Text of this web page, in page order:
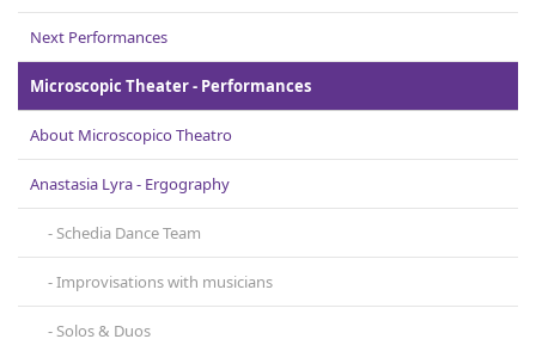
Contact
Next Performances
Microscopic Theater - Performances
About Microscopicο Theatro
Anastasia Lyra - Ergography
Schedia Dance Team
Improvisations with musicians
Solos & Duos